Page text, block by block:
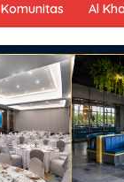
Komunitas Al